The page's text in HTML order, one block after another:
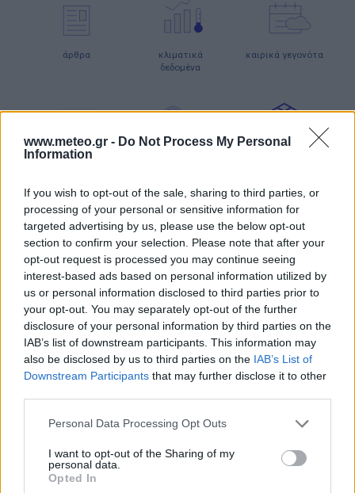
www.meteo.gr - Do Not Process My Personal
Information
If you wish to opt-out of the sale, sharing to third parties, or
processing of your personal or sensitive information for
targeted advertising by us, please use the below opt-out
section to confirm your selection. Please note that after your
opt-out request is processed you may continue seeing
interest-based ads based on personal information utilized by
us or personal information disclosed to third parties prior to
your opt-out. You may separately opt-out of the further
disclosure of your personal information by third parties on the
IAB’s list of downstream participants. This information may
also be disclosed by us to third parties on the IAB’s List of
Downstream Participants that may further disclose it to other
Personal Data Processing Opt Outs
I want to opt-out of the Sharing of my
personal data.
Opted In
άρθρα
κλιματικά
δεδομένα
καιρικά γεγονότα
meteographics
ΧΑΡΤΕΣ ΠΡΟΓΝΩΣΗΣ
ιστιοπλοϊκοί
χάρτες
κύματος
χάρτης
UV
ΔΕΙΚΤΗΣ UV
ΑN. ΣΤΕΡΕΑ-ATTIKH